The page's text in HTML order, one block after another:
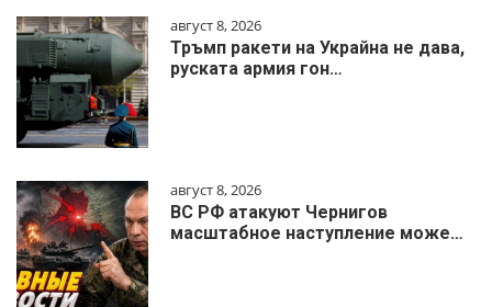
август 8, 2026
Тръмп ракети на Украйна не дава,
руската армия гон…
август 8, 2026
ВС РФ атакуют Чернигов
масштабное наступление може…